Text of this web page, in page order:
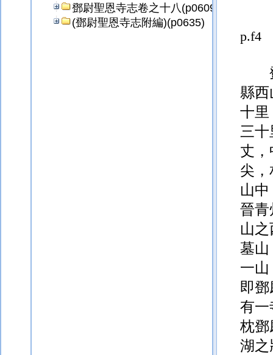
鄧尉聖恩寺志卷之十八(p0609)
(鄧尉聖恩寺志附編)(p0635)
p.f4
縣
十里
三
丈，
尖
山
晉青
山
墓山
一
即
有一
枕鄧
湖之